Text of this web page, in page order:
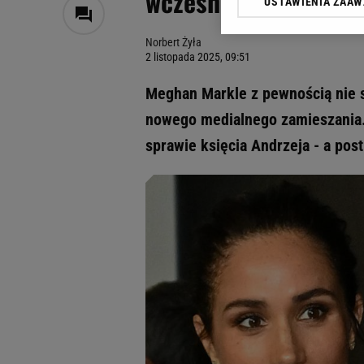
Norbert Żyła
2 listopada 2025, 09:51
Meghan Markle z pewnością
nowego medialnego
sprawie księcia Andrzeja - a
Klikając „Akceptuję”
odnośnik „Ustawienia
My, nasi Zaufani
Użycie dokładnych
Przechowywanie